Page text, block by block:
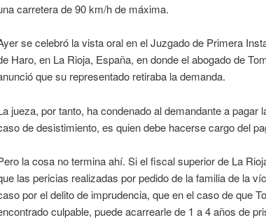
carretera de 90 km/h de máxima.
se celebró la vista oral en el Juzgado de Primera
Haro, en La Rioja, España, en donde el abogado de
que su representado retiraba la demanda.
jueza, por tanto, ha condenado al demandante a pagar
de desistimiento, es quien debe hacerse cargo del
la cosa no termina ahí. Si el fiscal superior de La
las pericias realizadas por pedido de la familia de la
por el delito de imprudencia, que en el caso de que
culpable, puede acarrearle de 1 a 4 años de